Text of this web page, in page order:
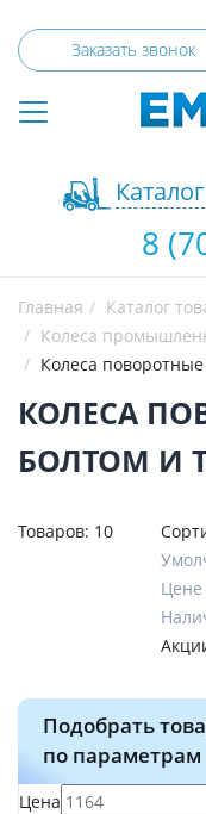
Заказать звонок
Каталог
8
Главная Каталог
Колеса
Колеса
КОЛЕСА
БОЛТОМ И
Товаров: 10
Цене
Подобрать
по параметрам
Цена